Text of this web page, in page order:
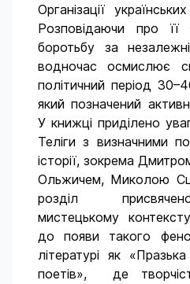
Організації
Розповідаючи про її
боротьбу за
водночас осмислює
політичний період
який позначений
У книжці приділено
Теліги з визначними
історії, зокрема
Ольжичем, Миколою
розділ
мистецькому
до появи такого
літературі як
поетів», де